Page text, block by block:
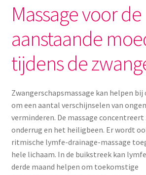
Menstruatiecups
Menstruatieondergoed
Menstruatiepijn
Seksualiteit
Tampons
Stimulatie, vibrators
Massage voor de
aanstaande
tijdens de
Zwangerschapsmassage kan helpen
om een aantal verschijnselen van
verminderen. De massage concentreert
onderrug en het heiligbeen. Er wordt
ritmische lymfe-drainage-massage
hele lichaam. In de buikstreek kan
derde maand helpen om toekomstige